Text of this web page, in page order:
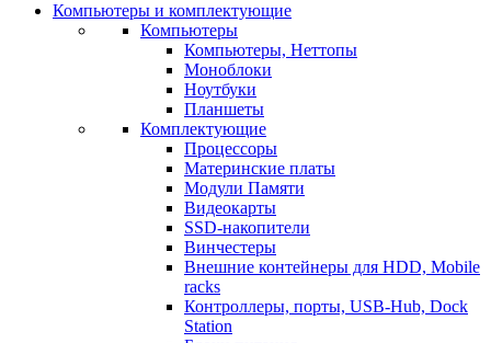
Компьютеры и комплектующие
Компьютеры
Компьютеры, Неттопы
Моноблоки
Ноутбуки
Планшеты
Комплектующие
Процессоры
Материнские платы
Модули Памяти
Видеокарты
SSD-накопители
Винчестеры
Внешние контейнеры для HDD, Mobile
racks
Контроллеры, порты, USB-Hub, Dock
Station